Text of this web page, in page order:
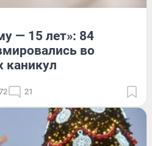
— 15 лет»: 84
во
каникул
21